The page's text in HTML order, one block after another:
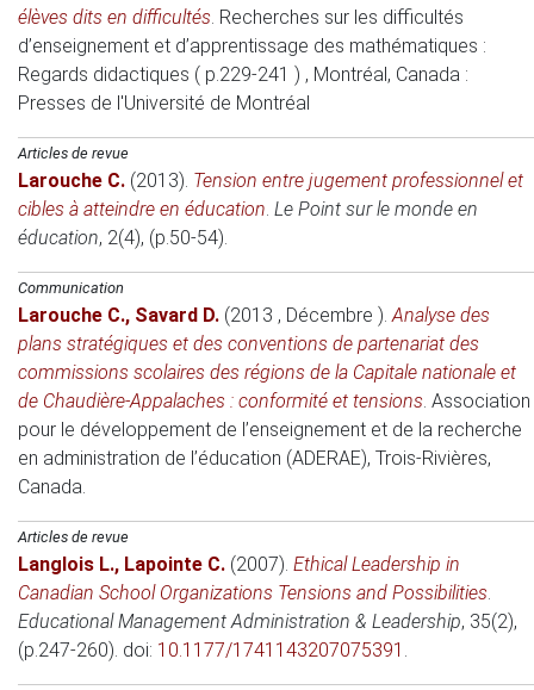
élèves dits en difficultés. Recherches sur les difficultés
d’enseignement et d’apprentissage des mathématiques :
Regards didactiques ( p.229-241 ) , Montréal, Canada :
Presses de l'Université de Montréal
Articles de revue
Larouche C. (2013). Tension entre jugement professionnel et
cibles à atteindre en éducation. Le Point sur le monde en
éducation, 2(4), (p.50-54).
Communication
Larouche C., Savard D. (2013 , Décembre ).Analyse des
plans stratégiques et des conventions de partenariat des
commissions scolaires des régions de la Capitale nationale et
de Chaudière-Appalaches : conformité et tensions. Association
pour le développement de l’enseignement et de la recherche
en administration de l’éducation (ADERAE), Trois-Rivières,
Canada.
Articles de revue
Langlois L., Lapointe C. (2007). Ethical Leadership in
Canadian School Organizations Tensions and Possibilities.
Educational Management Administration & Leadership, 35(2),
(p.247-260). doi: 10.1177/1741143207075391 .